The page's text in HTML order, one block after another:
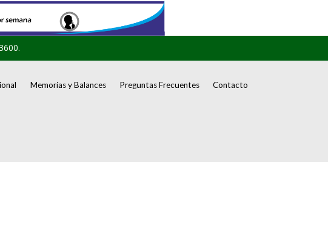
Memorias y Balances Preguntas Frecuentes Contacto